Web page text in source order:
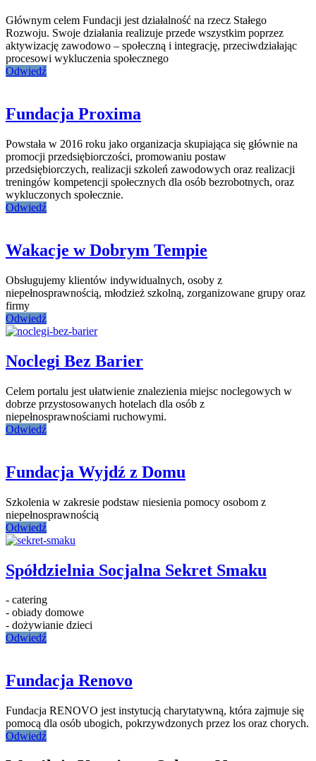
Głównym celem Fundacji jest działalność na rzecz Stałego
Rozwoju. Swoje działania realizuje przede wszystkim poprzez
aktywizację zawodowo – społeczną i integrację, przeciwdziałając
procesowi wykluczenia społecznego
Odwiedź
Fundacja Proxima
Powstała w 2016 roku jako organizacja skupiająca się głównie na
promocji przedsiębiorczości, promowaniu postaw
przedsiębiorczych, realizacji szkoleń zawodowych oraz realizacji
treningów kompetencji społecznych dla osób bezrobotnych, oraz
wykluczonych społecznie.
Odwiedź
Wakacje w Dobrym Tempie
Obsługujemy klientów indywidualnych, osoby z
niepełnosprawnością, młodzież szkolną, zorganizowane grupy oraz
firmy
Odwiedź
Noclegi Bez Barier
Celem portalu jest ułatwienie znalezienia miejsc noclegowych w
dobrze przystosowanych hotelach dla osób z
niepełnosprawnościami ruchowymi.
Odwiedź
Fundacja Wyjdź z Domu
Szkolenia w zakresie podstaw niesienia pomocy osobom z
niepełnosprawnością
Odwiedź
Spółdzielnia Socjalna Sekret Smaku
- catering
- obiady domowe
- dożywianie dzieci
Odwiedź
Fundacja Renovo
Fundacja RENOVO jest instytucją charytatywną, która zajmuje się
pomocą dla osób ubogich, pokrzywdzonych przez los oraz chorych.
Odwiedź